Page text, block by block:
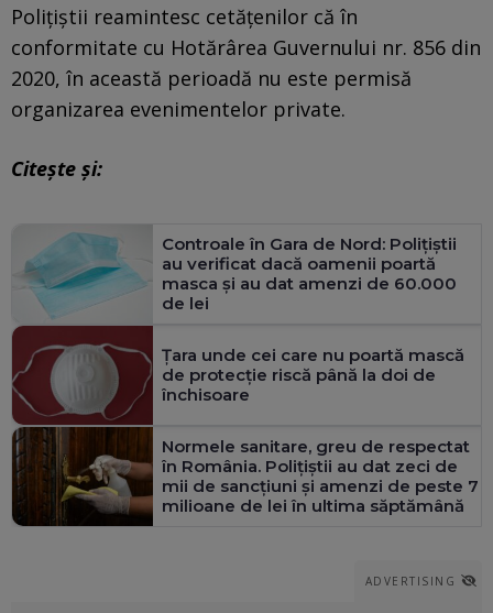
Poliţiştii reamintesc cetăţenilor că în
conformitate cu Hotărârea Guvernului nr. 856 din
2020, în această perioadă nu este permisă
organizarea evenimentelor private.
Citeşte şi:
Controale în Gara de Nord: Polițiștii
au verificat dacă oamenii poartă
masca și au dat amenzi de 60.000
de lei
Țara unde cei care nu poartă mască
de protecție riscă până la doi de
închisoare
Normele sanitare, greu de respectat
în România. Polițiștii au dat zeci de
mii de sancțiuni și amenzi de peste 7
milioane de lei în ultima săptămână
ADVERTISING